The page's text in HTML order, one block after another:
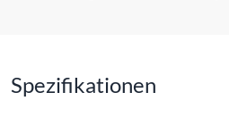
Spezifikationen